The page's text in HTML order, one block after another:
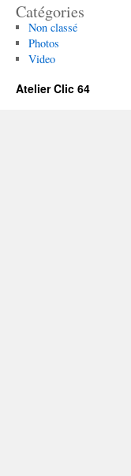
Catégories
Non classé
Photos
Video
Atelier Clic 64